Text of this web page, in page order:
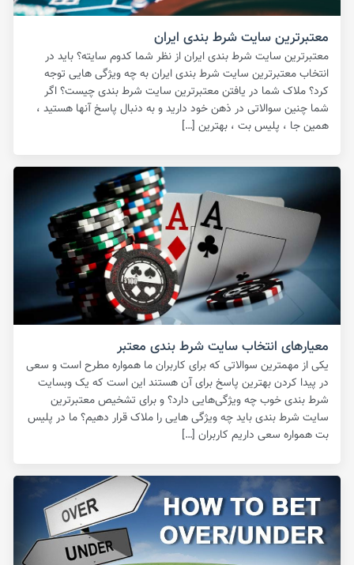
معتبرترین سایت شرط بندی ایران
معتبرترین سایت شرط بندی ایران از نظر شما کدوم سایته؟ باید در
انتخاب معتبرترین سایت شرط بندی ایران به چه ویژگی هایی توجه
کرد؟ ملاک شما در یافتن معتبرترین سایت شرط بندی چیست؟ اگر
شما چنین سوالاتی در ذهن خود دارید و به دنبال پاسخ آنها هستید ،
همین جا ، پلیس بت ، بهترین […]
معیارهای انتخاب سایت شرط بندی معتبر
یکی از مهمترین سوالاتی که برای کاربران ما همواره مطرح است و سعی
در پیدا کردن بهترین پاسخ برای آن هستند این است که یک وبسایت
شرط بندی خوب چه ویژگی‌هایی دارد؟ و برای تشخیص معتبرترین
سایت شرط بندی باید چه ویژگی هایی را ملاک قرار دهیم؟ ما در پلیس
بت همواره سعی داریم کاربران […]